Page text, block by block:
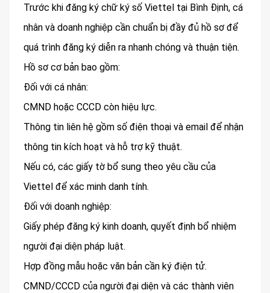
Trước khi đăng ký chữ ký số Viettel tại Bình Định, cá
nhân và doanh nghiệp cần chuẩn bị đầy đủ hồ sơ để
quá trình đăng ký diễn ra nhanh chóng và thuận tiện.
Hồ sơ cơ bản bao gồm:
Đối với cá nhân:
CMND hoặc CCCD còn hiệu lực.
Thông tin liên hệ gồm số điện thoại và email để nhận
thông tin kích hoạt và hỗ trợ kỹ thuật.
Nếu có, các giấy tờ bổ sung theo yêu cầu của
Viettel để xác minh danh tính.
Đối với doanh nghiệp:
Giấy phép đăng ký kinh doanh, quyết định bổ nhiệm
người đại diện pháp luật.
Hợp đồng mẫu hoặc văn bản cần ký điện tử.
CMND/CCCD của người đại diện và các thành viên